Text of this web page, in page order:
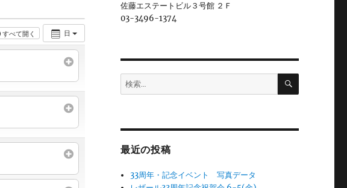
日
すべて開く
佐藤エステートビル３号館 ２Ｆ
03-3496-1374
検
索:
検
最近の投稿
33周年・記念イベント 写真データ